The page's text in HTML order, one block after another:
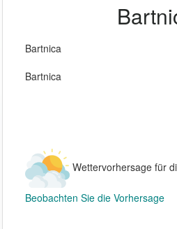
Bartnica
Bartnica
Wettervorhersage für
Beobachten Sie die Vorhersage